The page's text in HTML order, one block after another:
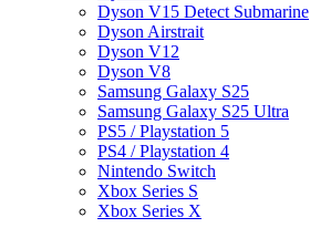
Dyson V15 Detect Submarine
Dyson Airstrait
Dyson V12
Dyson V8
Samsung Galaxy S25
Samsung Galaxy S25 Ultra
PS5 / Playstation 5
PS4 / Playstation 4
Nintendo Switch
Xbox Series S
Xbox Series X